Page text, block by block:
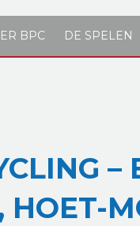
BPC DE SPELEN
–
HOET-